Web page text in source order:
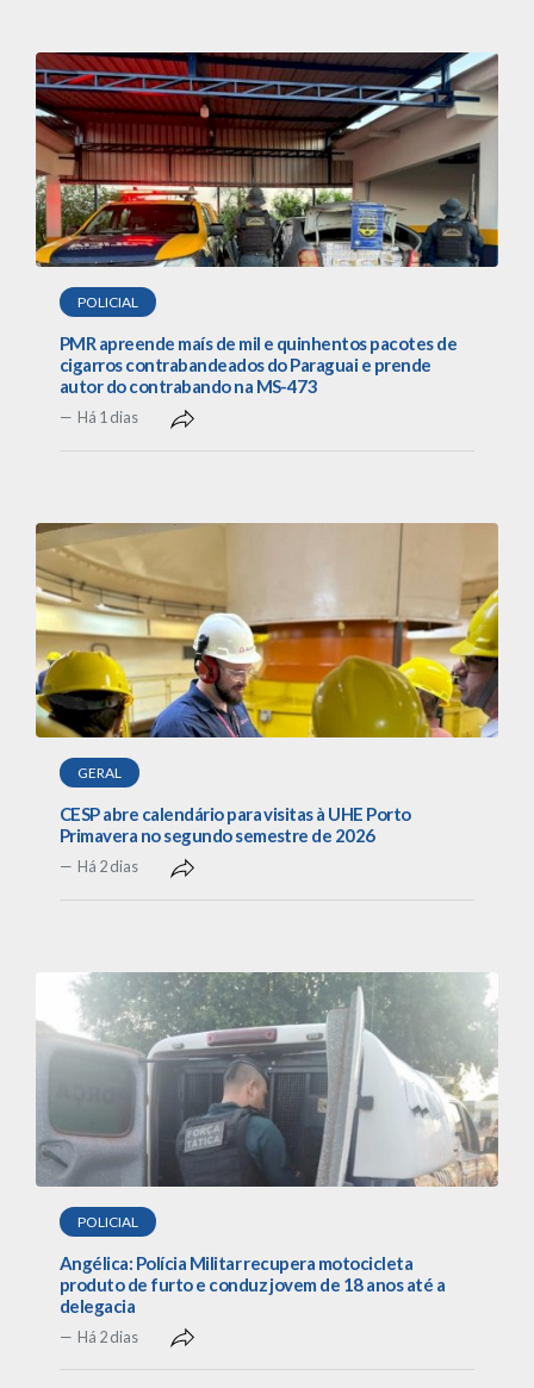
POLICIAL
PMR apreende maís de mil e quinhentos pacotes de
cigarros contrabandeados do Paraguai e prende
autor do contrabando na MS-473
Há 1 dias
GERAL
CESP abre calendário para visitas à UHE Porto
Primavera no segundo semestre de 2026
Há 2 dias
POLICIAL
Angélica: Polícia Militar recupera motocicleta
produto de furto e conduz jovem de 18 anos até a
delegacia
Há 2 dias